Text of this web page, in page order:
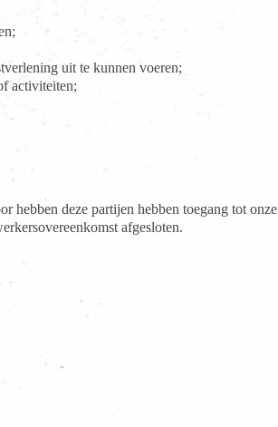
uit te kunnen voeren;
activiteiten;
deze partijen hebben toegang tot
afgesloten.